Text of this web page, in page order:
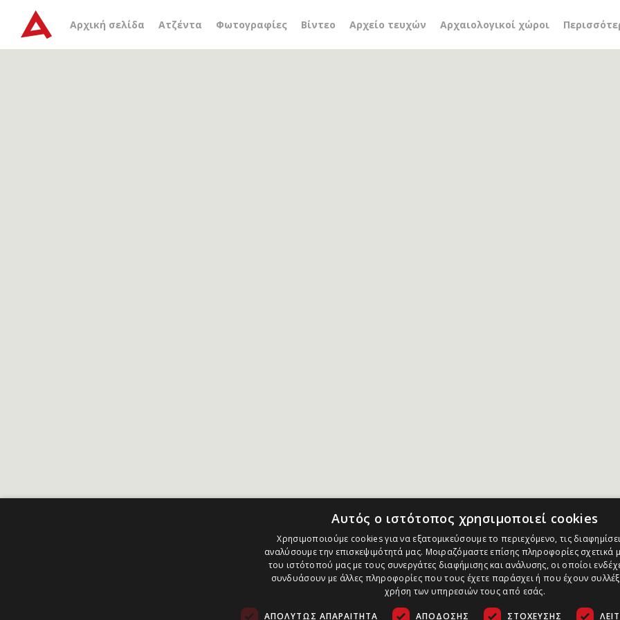
Αρχική σελίδα Ατζέντα Φωτογραφίες Βίντεο Αρχείο τευχών Αρχαιολογικοί χώροι
Αρχείο ετικέτας Σχολή Θετικών Επιστημών
Αυτός ο ιστότοπος χρησιμοποιεί cookies
Χρησιμοποιούμε cookies για να εξατομικεύσουμε το περιεχόμενο, τις
αναλύσουμε την επισκεψιμότητά μας. Μοιραζόμαστε επίσης πληροφορίες σχετικά
του ιστότοπού μας με τους συνεργάτες διαφήμισης και ανάλυσης, οι οποίοι
συνδυάσουν με άλλες πληροφορίες που τους έχετε παράσχει ή που έχουν
χρήση των υπηρεσιών τους από εσάς.
ΑΠΟΛΎΤΩΣ ΑΠΑΡΑΊΤΗΤΑ ΑΠΌΔΟΣΗΣ ΣΤΌΧΕΥΣΗΣ